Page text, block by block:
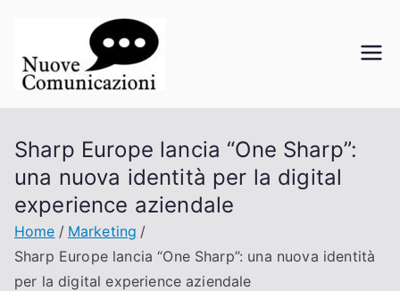
contenuto
oni
La comunicazione a portata di
Sharp Europe lancia “One Sharp”:
una nuova identità per la digital
experience aziendale
Home
Marketing
Sharp Europe lancia “One Sharp”: una nuova identità
per la digital experience aziendale